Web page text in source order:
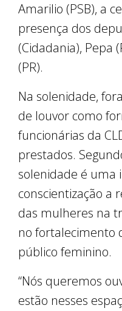
Amarilio (PSB), a
presença dos
(Cidadania), Pepa
(PR).
Na solenidade,
de louvor como
funcionárias da
prestados.
solenidade é uma
conscientização a
das mulheres na
no fortalecimento
público feminino.
“Nós queremos
estão nesses